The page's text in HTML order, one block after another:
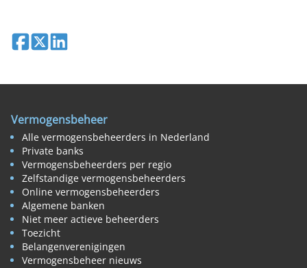
Deel op Facebook
Deel op XDeel op LinkedIn
Vermogensbeheer
Alle vermogensbeheerders in Nederland
Private banks
Vermogensbeheerders per regio
Zelfstandige vermogensbeheerders
Online vermogensbeheerders
Algemene banken
Niet meer actieve beheerders
Toezicht
Belangenverenigingen
Vermogensbeheer nieuws